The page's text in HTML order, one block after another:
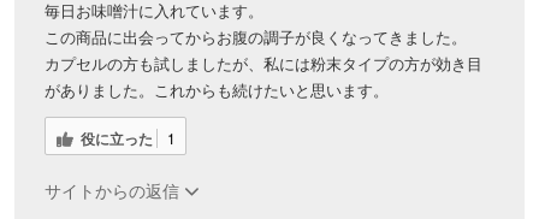
毎日お味噌汁に入れています。
この商品に出会ってからお腹の調子が良くなってきました。
カプセルの方も試しましたが、私には粉末タイプの方が効き目
がありました。これからも続けたいと思います。
役に立った 1
サイトからの返信